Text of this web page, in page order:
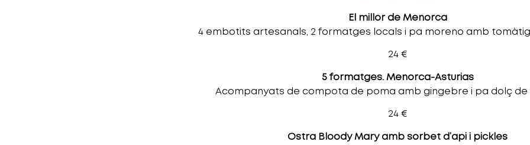
El millor de Menorca
4 embotits artesanals, 2 formatges locals i pa moreno amb
24 €
5 formatges. Menorca-Asturias
Acompanyats de compota de poma amb gingebre i pa dolç de
24 €
Ostra Bloody Mary amb sorbet d’api i pickles